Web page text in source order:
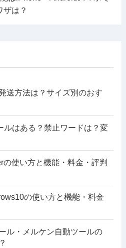
ザは？
送方法は？サイズ別のおす
ルはある？禁止ワードは？変
使い方と機能・料金・評判
の使い方と機能・料金
ル・メルケン自動ツールの